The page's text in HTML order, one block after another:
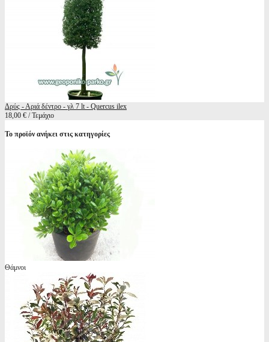
Δρύς - Αριά δέντρο - γλ 7 lt - Quercus ilex
18,00 € / Τεμάχιο
Το προϊόν ανήκει στις κατηγορίες
Θάμνοι